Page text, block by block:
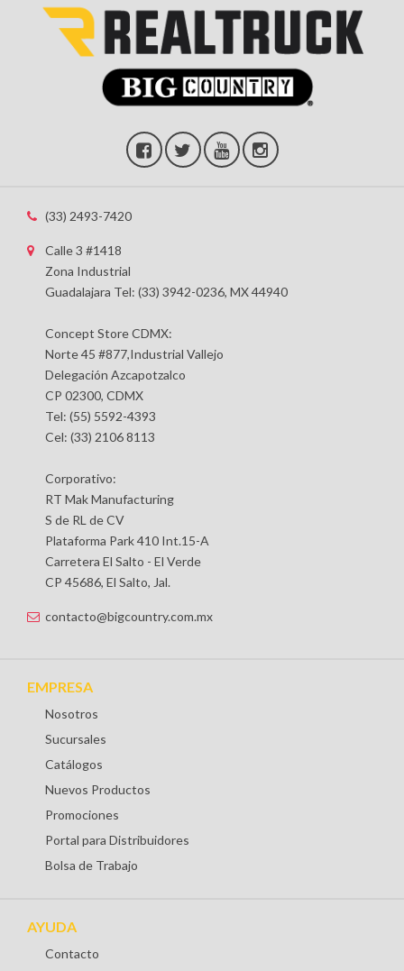
(33) 2493-7420
Calle 3 #1418
Zona Industrial
Guadalajara Tel: (33) 3942-0236, MX 44940
Concept Store CDMX:
Norte 45 #877,Industrial Vallejo
Delegación Azcapotzalco
CP 02300, CDMX
Tel: (55) 5592-4393
Cel: (33) 2106 8113
Corporativo:
RT Mak Manufacturing
S de RL de CV
Plataforma Park 410 Int.15-A
Carretera El Salto - El Verde
CP 45686, El Salto, Jal.
contacto@bigcountry.com.mx
EMPRESA
Nosotros
Sucursales
Catálogos
Nuevos Productos
Promociones
Portal para Distribuidores
Bolsa de Trabajo
AYUDA
Contacto